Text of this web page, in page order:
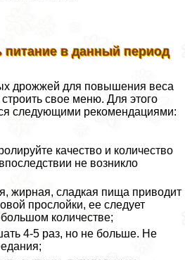
в данный период
дрожжей для повышения веса
свое меню. Для этого
следующими рекомендациями:
качество и количество
не возникло
жирная, сладкая пища приводит
прослойки, ее следует
количестве;
4-5 раз, но не больше. Не